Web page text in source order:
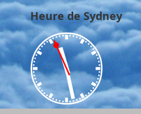
Heure de Sydney